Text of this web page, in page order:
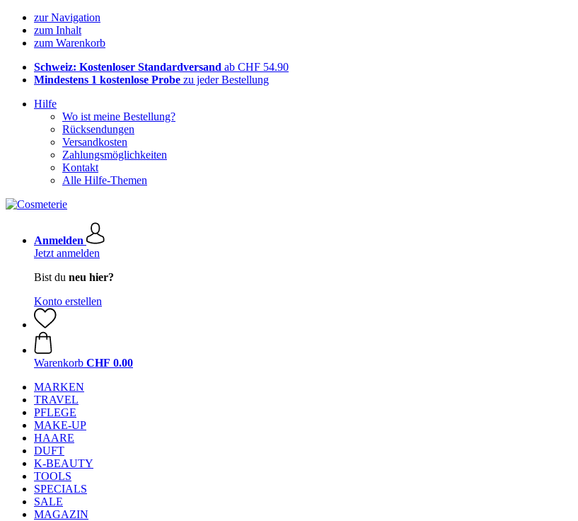
zur Navigation
zum Inhalt
zum Warenkorb
Schweiz: Kostenloser Standardversand ab CHF 54.90
Mindestens 1 kostenlose Probe zu jeder Bestellung
Hilfe
Wo ist meine Bestellung?
Rücksendungen
Versandkosten
Zahlungsmöglichkeiten
Kontakt
Alle Hilfe-Themen
Anmelden
Jetzt anmelden
Bist du neu hier?
Konto erstellen
Warenkorb CHF 0.00
MARKEN
TRAVEL
PFLEGE
MAKE-UP
HAARE
DUFT
K-BEAUTY
TOOLS
SPECIALS
SALE
MAGAZIN